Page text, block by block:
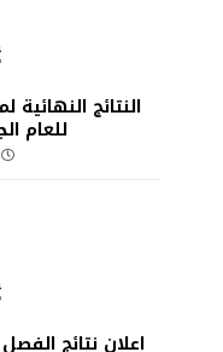
النتائج
للعام
اعلان نتائج